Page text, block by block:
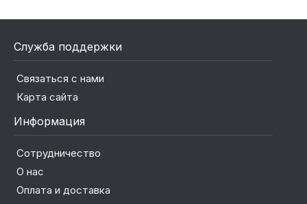
Служба поддержки
Связаться с нами
Карта сайта
Информация
Сотрудничество
О нас
Оплата и доставка